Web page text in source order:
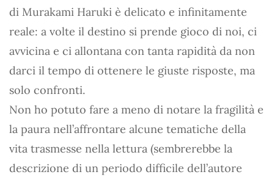
di Murakami Haruki è delicato e infinitamente
reale: a volte il destino si prende gioco di noi, ci
avvicina e ci allontana con tanta rapidità da non
darci il tempo di ottenere le giuste risposte, ma
solo confronti.
Non ho potuto fare a meno di notare la fragilità e
la paura nell’affrontare alcune tematiche della
vita trasmesse nella lettura (sembrerebbe la
descrizione di un periodo difficile dell’autore